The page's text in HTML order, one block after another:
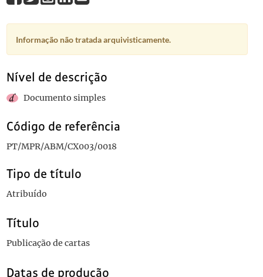
Informação não tratada arquivisticamente.
Nível de descrição
Documento simples
Código de referência
PT/MPR/ABM/CX003/0018
Tipo de título
Atribuído
Título
Publicação de cartas
Datas de produção